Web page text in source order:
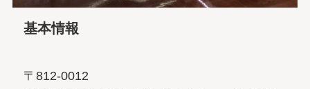
基本情報
〒812-0012